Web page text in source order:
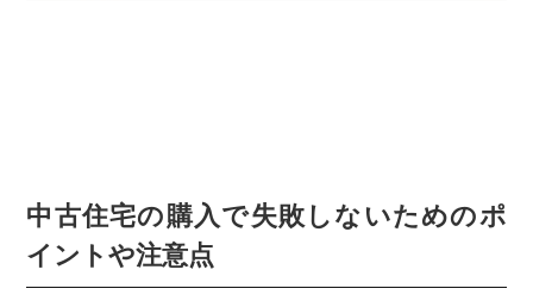
中古住宅の購入で失敗しないためのポ
イントや注意点